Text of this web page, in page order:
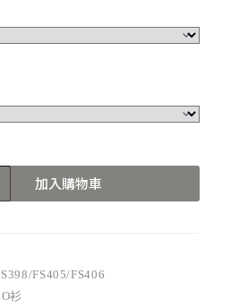
FS406
加入購物車
FS405/FS406
衫